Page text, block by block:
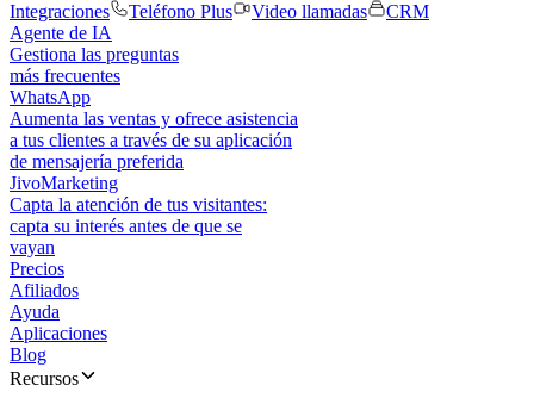
Integraciones
Teléfono Plus Video llamadas
CRM
Agente de IA
Gestiona las preguntas
más frecuentes
WhatsApp
Aumenta las ventas y ofrece asistencia
a tus clientes a través de su aplicación
de mensajería preferida
JivoMarketing
Capta la atención de tus visitantes:
capta su interés antes de que se
vayan
Precios
Afiliados
Ayuda
Aplicaciones
Blog
Recursos